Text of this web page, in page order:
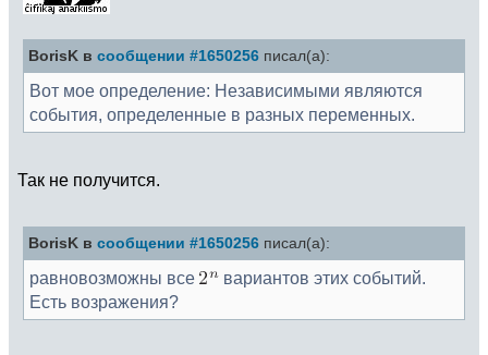
BorisK в сообщении #1650256 писал(а):
Вот мое определение: Независимыми являются
события, определенные в разных переменных.
Так не получится.
BorisK в сообщении #1650256 писал(а):
равновозможны все
вариантов этих событий.
Есть возражения?